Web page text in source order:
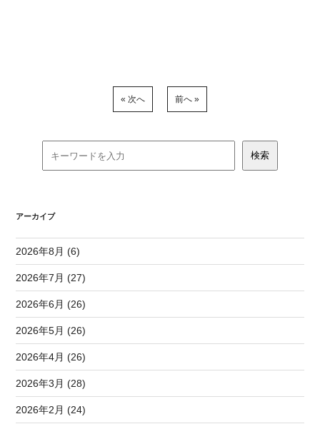
« 次へ 前へ »
アーカイブ
2026年8月 (6)
2026年7月 (27)
2026年6月 (26)
2026年5月 (26)
2026年4月 (26)
2026年3月 (28)
2026年2月 (24)